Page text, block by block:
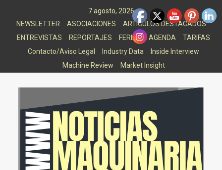
7 agosto, 2026
NEWSLETTER
ASOCIACIONES
ARTICULOS DESTACADOS
ENTREVISTAS
REPORTAJES FERIAS AGENDA
TARIFAS
Contacto/Aviso Legal
Industry Data
Inside Interview
Machine Review
Market Insight